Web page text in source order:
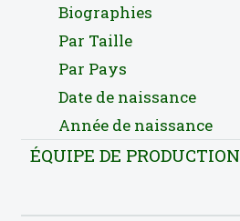
Biographies
Par Taille
Par Pays
Date de naissance
Année de naissance
ÉQUIPE DE PRODUCTION